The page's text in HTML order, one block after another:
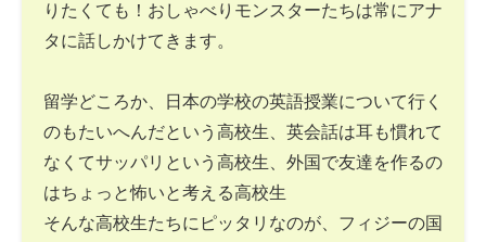
りたくても！おしゃべりモンスターたちは常にアナ
タに話しかけてきます。
留学どころか、日本の学校の英語授業について行く
のもたいへんだという高校生、英会話は耳も慣れて
なくてサッパリという高校生、外国で友達を作るの
はちょっと怖いと考える高校生
そんな高校生たちにピッタリなのが、フィジーの国